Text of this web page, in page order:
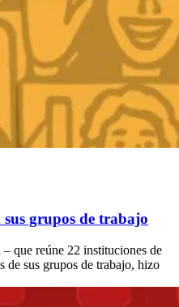
grupos de trabajo
que reúne 22 instituciones de
de sus grupos de trabajo, hizo